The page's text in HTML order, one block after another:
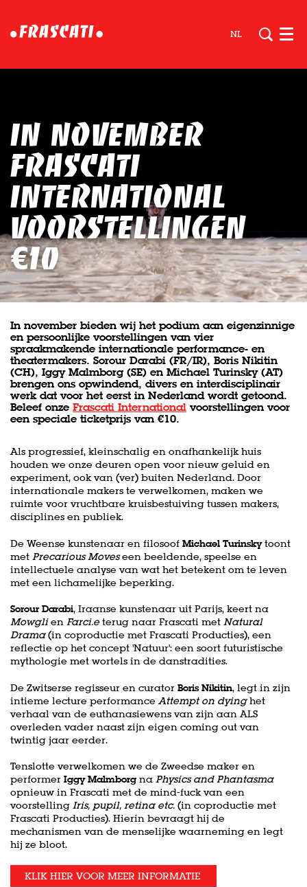
NL
In november
Frascati
International
voorstellingen
€10
In november bieden wij het podium aan eigenzinnige
en persoonlijke voorstellingen van vier
spraakmakende internationale performance- en
theatermakers. Sorour Darabi (FR/IR), Boris Nikitin
(CH), Iggy Malmborg (SE) en Michael Turinsky (AT)
brengen ons opwindend, divers en interdisciplinair
werk dat voor het eerst in Nederland wordt getoond.
Beleef onze Frascati International voorstellingen voor
een speciale ticketprijs van €10.
Als progressief, kleinschalig en onafhankelijk huis
houden we onze deuren open voor nieuw geluid en
experiment, ook van (ver) buiten Nederland. Door
internationale makers te verwelkomen, maken we
ruimte voor vruchtbare kruisbestuiving tussen makers,
disciplines en publiek.
De Weense kunstenaar en filosoof Michael Turinskytoont
met Precarious Moveseen beeldende, speelse en
intellectuele analyse van wat het betekent om te leven
met een lichamelijke beperking.
Sorour Darabi, Iraanse kunstenaar uit Parijs, keert na
Mowglien Farci.eterug naar Frascati met Natural
Drama(in coproductie met Frascati Producties), een
reflectie op het concept 'Natuur': een soort futuristische
mythologie met wortels in de danstradities.
De Zwitserse regisseur en curator Boris Nikitin, legt in zijn
intieme lecture performance Attempt on dyinghet
verhaal van de euthanasiewens van zijn aan ALS
overleden vader naast zijn eigen coming out van
twintig jaar eerder.
Tenslotte verwelkomen we de Zweedse maker en
performer Iggy Malmborg na Physics and Phantasma
opnieuw in Frascati met de mind-fuck van een
voorstelling Iris, pupil, retina etc. (in coproductie met
Frascati Producties). Hierin bevraagt hij de
mechanismen van de menselijke waarneming en legt
hij ze bloot.
KLIK HIER VOOR MEER INFORMATIE